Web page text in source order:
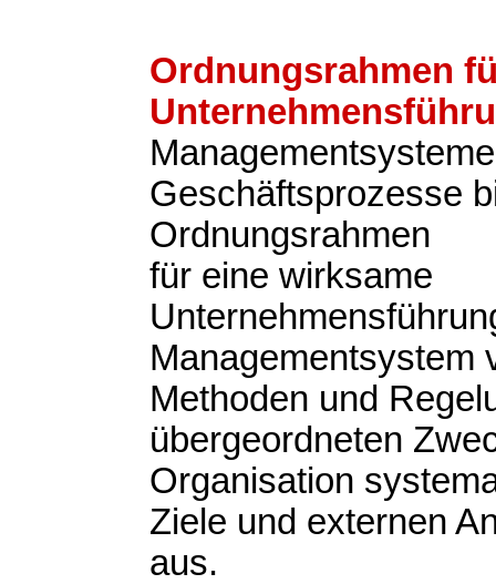
Ordnungsrahmen
Geschäftsprozesse
Ordnungsrahmen
für eine wirksame
Managementsystem
Methoden und
übergeordneten
Organisation
Ziele und externen
aus.